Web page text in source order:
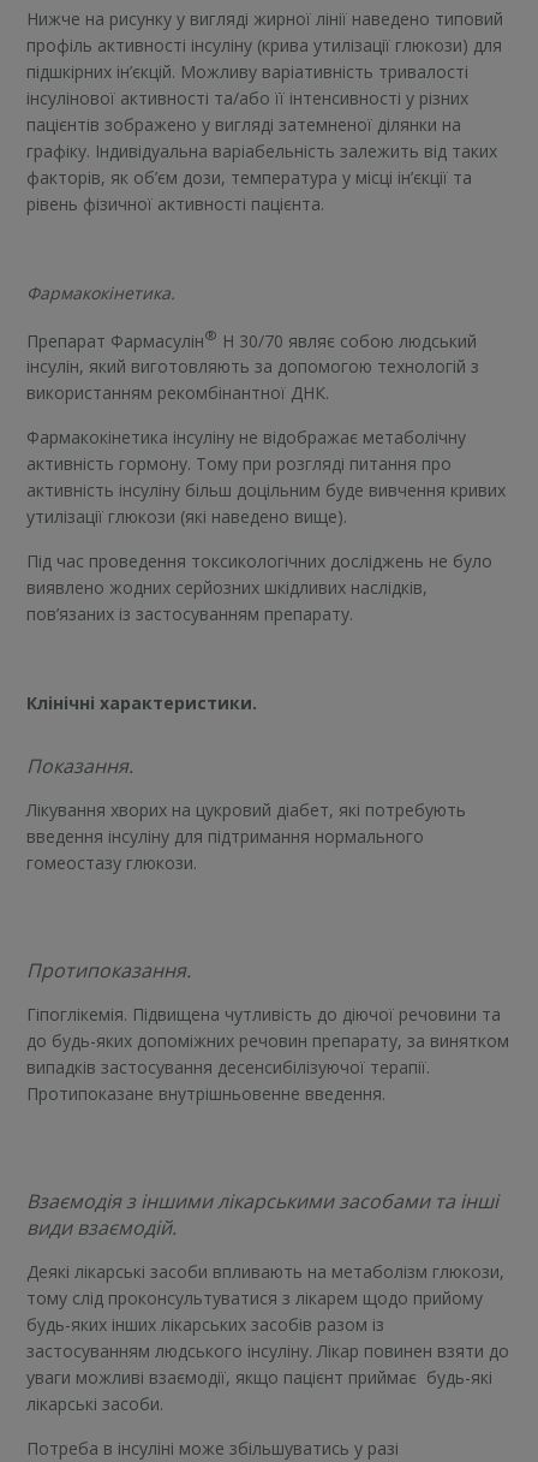
Нижче на рисунку у вигляді жирної лінії наведено типовий
профіль активності інсуліну (крива утилізації глюкози) для
підшкірних ін’єкцій. Можливу варіативність тривалості
інсулінової активності та/або її інтенсивності у різних
пацієнтів зображено у вигляді затемненої ділянки на
графіку. Індивідуальна варіабельність залежить від таких
факторів, як об’єм дози, температура у місці ін’єкції та
рівень фізичної активності пацієнта.
Фармакокінетика.
Препарат Фармасулін® H 30/70 являє собою людський
інсулін, який виготовляють за допомогою технологій з
використанням рекомбінантної ДНК.
Фармакокінетика інсуліну не відображає метаболічну
активність гормону. Тому при розгляді питання про
активність інсуліну більш доцільним буде вивчення кривих
утилізації глюкози (які наведено вище).
Під час проведення токсикологічних досліджень не було
виявлено жодних серйозних шкідливих наслідків,
пов’язаних із застосуванням препарату.
Клінічні характеристики.
Показання.
Лікування хворих на цукровий діабет, які потребують
введення інсуліну для підтримання нормального
гомеостазу глюкози.
Протипоказання.
Гіпоглікемія. Підвищена чутливість до діючої речовини та
до будь-яких допоміжних речовин препарату, за винятком
випадків застосування десенсибілізуючої терапії.
Протипоказане внутрішньовенне введення.
Взаємодія з іншими лікарськими засобами та інші
види взаємодій.
Деякі лікарські засоби впливають на метаболізм глюкози,
тому слід проконсультуватися з лікарем щодо прийому
будь-яких інших лікарських засобів разом із
застосуванням людського інсуліну. Лікар повинен взяти до
уваги можливі взаємодії, якщо пацієнт приймає будь-які
лікарські засоби.
Потреба в інсуліні може збільшуватись у разі